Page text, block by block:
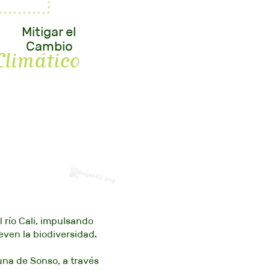
Mitigar el
Cambio
río Cali, impulsando
la biodiversidad.
de Sonso, a través